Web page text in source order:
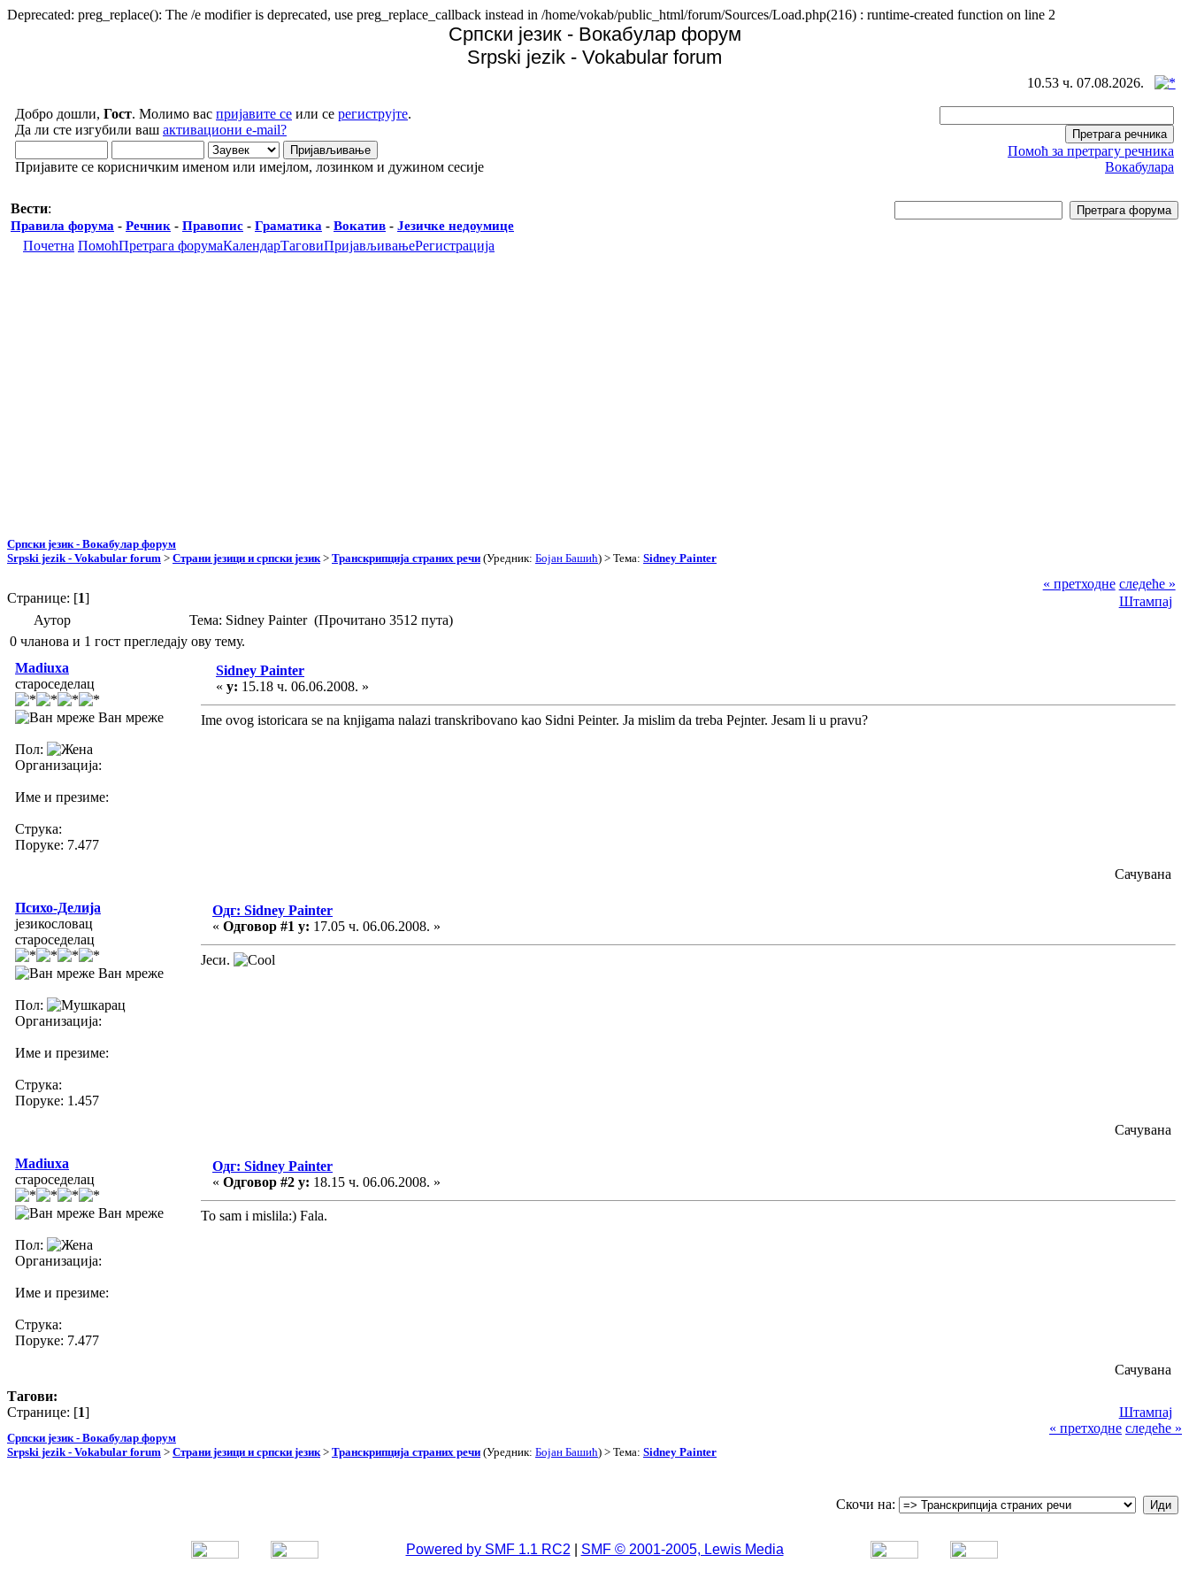
Deprecated: preg_replace(): The /e modifier is deprecated, use preg_replace_callback instead in /home/vokab/public_html/forum/Sources/Load.php(216) : runtime-created function on line 2
Српски језик - Вокабулар форум
Srpski jezik - Vokabular forum
10.53 ч. 07.08.2026.
Добро дошли, Гост. Молимо вас пријавите се или се региструјте.
Да ли сте изгубили ваш активациони e-mail?
Пријавите се корисничким именом или имејлом, лозинком и дужином сесије
Помоћ за претрагу речника
Вокабулара
Вести:
Правила форума - Речник - Правопис - Граматика - Вокатив - Језичке недоумице
Почетна ПомоћПретрага форумаКалендарТаговиПријављивањеРегистрација
Српски језик - Вокабулар форум
Srpski jezik - Vokabular forum > Страни језици и српски језик > Транскрипција страних речи (Уредник: Бојан Башић) > Тема: Sidney Painter
Странице: [1]
« претходне следеће »
Штампај
Аутор
Тема: Sidney Painter (Прочитано 3512 пута)
0 чланова и 1 гост прегледају ову тему.
Madiuxa
староседелац
Ван мреже
Пол:
Организација:
Име и презиме:
Струка:
Поруке: 7.477
Sidney Painter
« у: 15.18 ч. 06.06.2008. »
Ime ovog istoricara se na knjigama nalazi transkribovano kao Sidni Peinter. Ja mislim da treba Pejnter. Jesam li u pravu?
Сачувана
Психо-Делија
језикословац
староседелац
Ван мреже
Пол:
Организација:
Име и презиме:
Струка:
Поруке: 1.457
Одг: Sidney Painter
« Одговор #1 у: 17.05 ч. 06.06.2008. »
Јеси.
Сачувана
Madiuxa
староседелац
Ван мреже
Пол:
Организација:
Име и презиме:
Струка:
Поруке: 7.477
Одг: Sidney Painter
« Одговор #2 у: 18.15 ч. 06.06.2008. »
To sam i mislila:) Fala.
Сачувана
Тагови:
Странице: [1] Штампај
Српски језик - Вокабулар форум
Srpski jezik - Vokabular forum > Страни језици и српски језик> Транскрипција страних речи (Уредник: Бојан Башић) > Тема: Sidney Painter
« претходне следеће »
Скочи на:
Powered by SMF 1.1 RC2 SMF © 2001-2005, Lewis Media